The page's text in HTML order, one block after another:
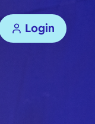
Login